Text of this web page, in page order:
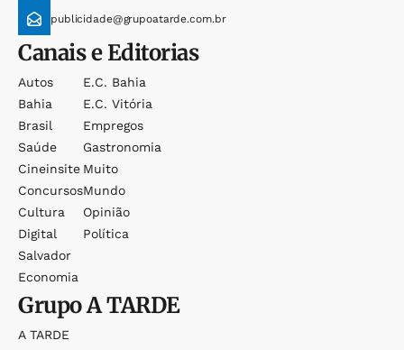
publicidade@grupoatarde.com.br
Canais e Editorias
Autos
Bahia
Brasil
Saúde
Cineinsite
Concursos
Cultura
Digital
Salvador
Economia
E.c. Bahia
E.c. Vitória
Empregos
Gastronomia
Muito
Mundo
Opinião
Política
GrupoA TARDE
A TARDE